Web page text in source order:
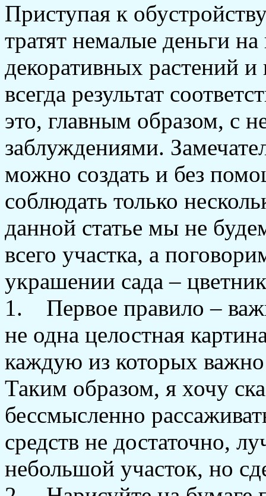
Приступая к
тратят немалые деньги
декоративных растений
всегда результат
это, главным образом, с
заблуждениями.
можно создать и без
соблюдать только
данной статье мы не
всего участка, а
украшении сада –
1. Первое правило –
не одна целостная
каждую из которых
Таким образом, я хочу
бессмысленно
средств не достаточно,
небольшой участок, но